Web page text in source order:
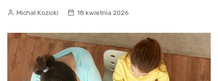
Michał Kozicki 18 kwietnia 2026